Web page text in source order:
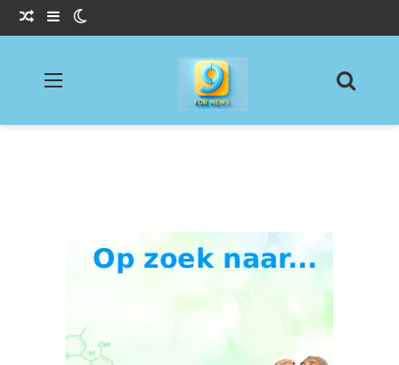
Willekeurig Artikel
Sidebar